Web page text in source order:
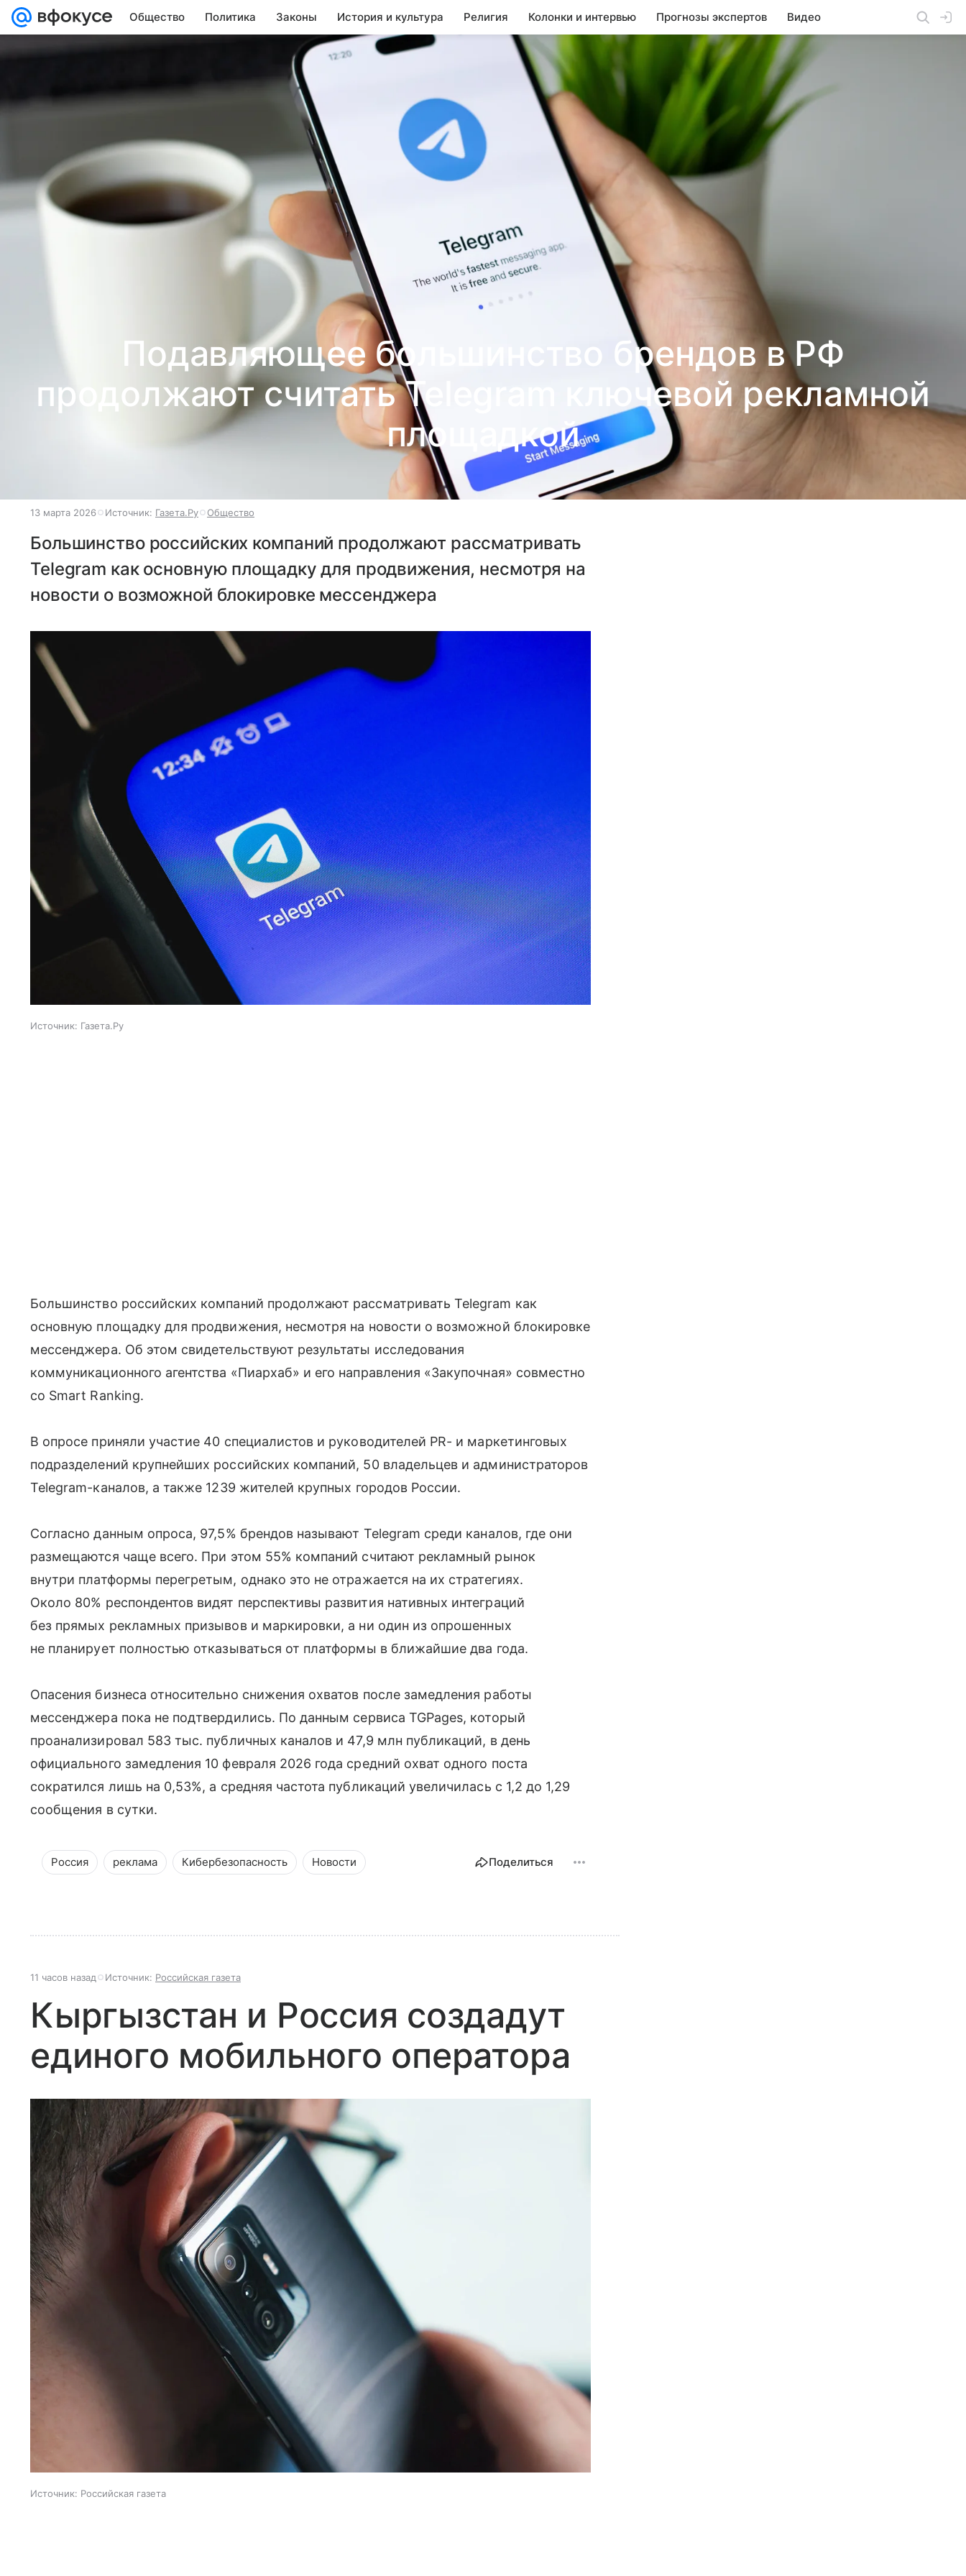
Общество Политика Законы История и культура Религия Колонки и интервью Прогнозы экспертов Видео
Подавляющее большинство брендов в РФ
продолжают считать Telegram ключевой рекламной
площадкой
13 марта 2026 Источник: Газета.Ру Общество
Большинство российских компаний продолжают рассматривать
Telegram как основную площадку для продвижения, несмотря на
новости о возможной блокировке мессенджера
Источник: Газета.Ру
Большинство российских компаний продолжают рассматривать Telegram как
основную площадку для продвижения, несмотря на новости о возможной блокировке
мессенджера. Об этом свидетельствуют результаты исследования
коммуникационного агентства «Пиархаб» и его направления «Закупочная» совместно
со Smart Ranking.
В опросе приняли участие 40 специалистов и руководителей PR- и маркетинговых
подразделений крупнейших российских компаний, 50 владельцев и администраторов
Telegram-каналов, а также 1239 жителей крупных городов России.
Согласно данным опроса, 97,5% брендов называют Telegram среди каналов, где они
размещаются чаще всего. При этом 55% компаний считают рекламный рынок
внутри платформы перегретым, однако это не отражается на их стратегиях.
Около 80% респондентов видят перспективы развития нативных интеграций
без прямых рекламных призывов и маркировки, а ни один из опрошенных
не планирует полностью отказываться от платформы в ближайшие два года.
Опасения бизнеса относительно снижения охватов после замедления работы
мессенджера пока не подтвердились. По данным сервиса TGPages, который
проанализировал 583 тыс. публичных каналов и 47,9 млн публикаций, в день
официального замедления 10 февраля 2026 года средний охват одного поста
сократился лишь на 0,53%, а средняя частота публикаций увеличилась с 1,2 до 1,29
сообщения в сутки.
Россия реклама Кибербезопасность Новости Поделиться
11 часов назад Источник: Российская газета
Кыргызстан и Россия создадут
единого мобильного оператора
Источник: Российская газета